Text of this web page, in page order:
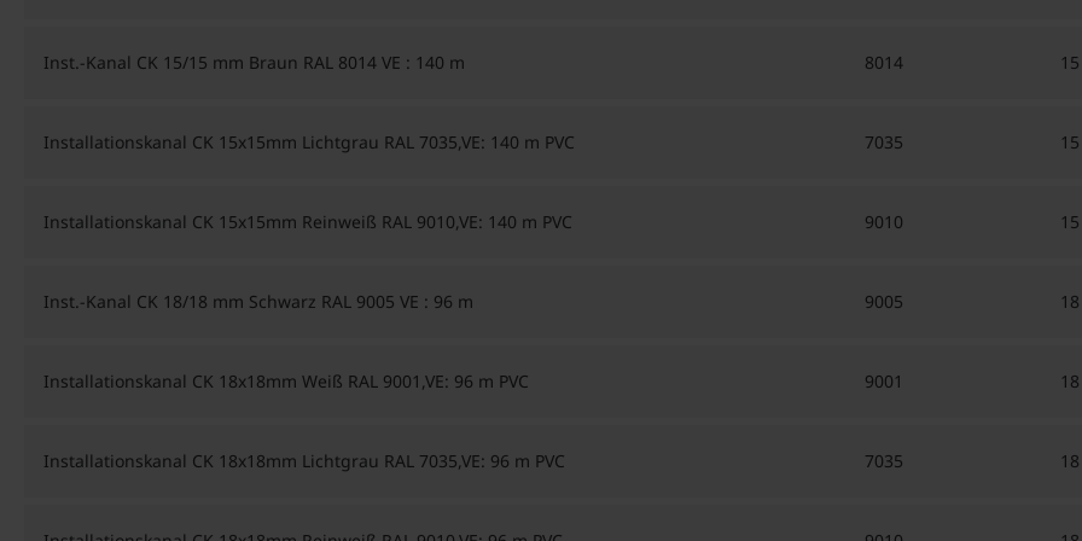
Inst.-Kanal CK 15/15 mm Braun RAL 8014 VE : 140 m 8014
Installationskanal CK 15x15mm Lichtgrau RAL 7035,VE: 140 m PVC 7035
Installationskanal CK 15x15mm Reinweiß RAL 9010,VE: 140 m PVC 9010
Inst.-Kanal CK 18/18 mm Schwarz RAL 9005 VE : 96 m 9005
Installationskanal CK 18x18mm Weiß RAL 9001,VE: 96 m PVC 9001
Installationskanal CK 18x18mm Lichtgrau RAL 7035,VE: 96 m PVC 7035